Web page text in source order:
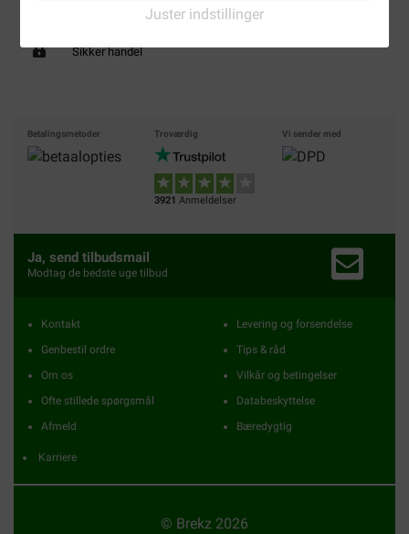
Juster indstillinger
Sikker handel
Betalingsmetoder Troværdig
3921 Anmeldelser
Vi sender med
Ja, send tilbudsmail
Modtag de bedste uge tilbud
Kontakt
Genbestil ordre
Om os
Ofte stillede spørgsmål
Afmeld
Karriere
Levering og forsendelse
Tips & råd
Vilkår og betingelser
Databeskyttelse
Bæredygtig
© Brekz 2026